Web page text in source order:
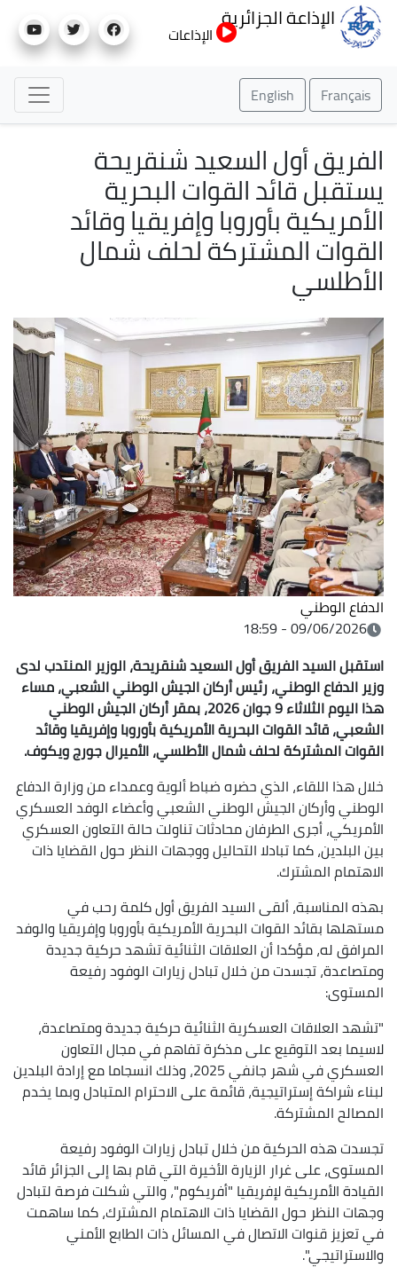
إلى
الإذاعة الجزائرية
الإذاعات
Français
English
الفريق أول السعيد شنقريحة
يستقبل قائد القوات البحرية
الأمريكية بأوروبا وإفريقيا وقائد
القوات المشتركة لحلف شمال
الأطلسي
الدفاع الوطني
09/06/2026 - 18:59
استقبل السيد الفريق أول السعيد شنقريحة، الوزير المنتدب لدى
وزير الدفاع الوطني، رئيس أركان الجيش الوطني الشعبي، مساء
هذا اليوم الثلاثاء 9 جوان 2026، بمقر أركان الجيش الوطني
الشعبي، قائد القوات البحرية الأمريكية بأوروبا وإفريقيا وقائد
القوات المشتركة لحلف شمال الأطلسي، الأميرال جورج ويكوف.
خلال هذا اللقاء، الذي حضره ضباط ألوية وعمداء من وزارة الدفاع
الوطني وأركان الجيش الوطني الشعبي وأعضاء الوفد العسكري
الأمريكي، أجرى الطرفان محادثات تناولت حالة التعاون العسكري
بين البلدين، كما تبادلا التحاليل ووجهات النظر حول القضايا ذات
الاهتمام المشترك.
بهذه المناسبة، ألقى السيد الفريق أول كلمة رحب في
مستهلها بقائد القوات البحرية الأمريكية بأوروبا وإفريقيا والوفد
المرافق له، مؤكدا أن العلاقات الثنائية تشهد حركية جديدة
ومتصاعدة، تجسدت من خلال تبادل زيارات الوفود رفيعة
المستوى:
"تشهد العلاقات العسكرية الثنائية حركية جديدة ومتصاعدة،
لاسيما بعد التوقيع على مذكرة تفاهم في مجال التعاون
العسكري في شهر جانفي 2025، وذلك انسجاما مع إرادة البلدين
لبناء شراكة إستراتيجية، قائمة على الاحترام المتبادل وبما يخدم
المصالح المشتركة.
تجسدت هذه الحركية من خلال تبادل زيارات الوفود رفيعة
المستوى، على غرار الزيارة الأخيرة التي قام بها إلى الجزائر قائد
القيادة الأمريكية لإفريقيا "أفريكوم"، والتي شكلت فرصة لتبادل
وجهات النظر حول القضايا ذات الاهتمام المشترك، كما ساهمت
في تعزيز قنوات الاتصال في المسائل ذات الطابع الأمني
والاستراتيجي".